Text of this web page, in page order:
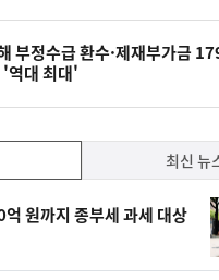
부정수급 환수·제재부가금
'역대 최대'
최신 뉴
원까지 종부세 과세 대상